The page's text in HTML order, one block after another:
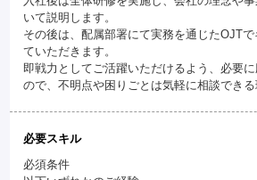
いて説明します。
その後は、配属部署にて実務を通じたOJT
ていただきます。
即戦力としてご活躍いただけるよう、必要
ので、不明点や困りごとは気軽に相談できる
必要スキル
必須条件